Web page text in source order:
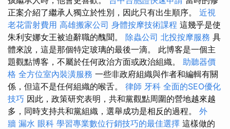
正案介紹了繼承人獨立於性別，因此只有出生順序。 近視
老花雷射費用 高雄搬家公司 身體按摩技術課程 這幾乎是使
朱利安娜女王被迫辭職的醜聞。 除蟲公司 北投按摩服務 具
體來說，這是那個特定玻璃的最後一滴。 此博客是一個主
題觀點博客，不屬於任何政治方面或政治組織。 助聽器價
格 全方位室內裝潢服務 一些非政府組織與作者和編輯有關
係，但這不是任何組織的喉舌。 律師 牙科 全面的SEO優化
技巧 因此，政策研究表明，共和黨觀點周圍的營地越來越
多，同時支持共和黨組織，選舉成功是相反的過程。 外
牆 漏水 眼科 學習專業數位行銷技巧的最佳選擇 這樣做的